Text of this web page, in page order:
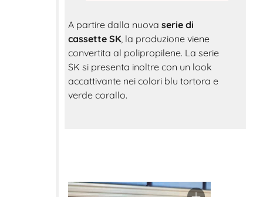
A partire dalla nuovaserie di
cassette SK , la produzione viene
convertita al polipropilene. La serie
SK si presenta inoltre con un look
accattivante nei colori blu tortora e
verde corallo.